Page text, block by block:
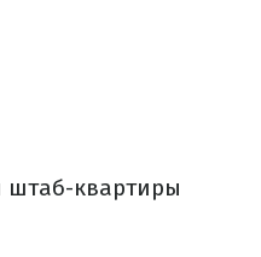
штаб-квартиры